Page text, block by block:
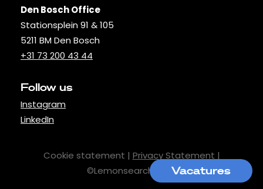
Vacatures
Den Bosch Office
Stationsplein 91 & 105
5211 BM Den Bosch
+31 73 200 43 44
Follow us
Instagram
LinkedIn
Cookie statement | Privacy Statement |
©Lemonsearch 2025